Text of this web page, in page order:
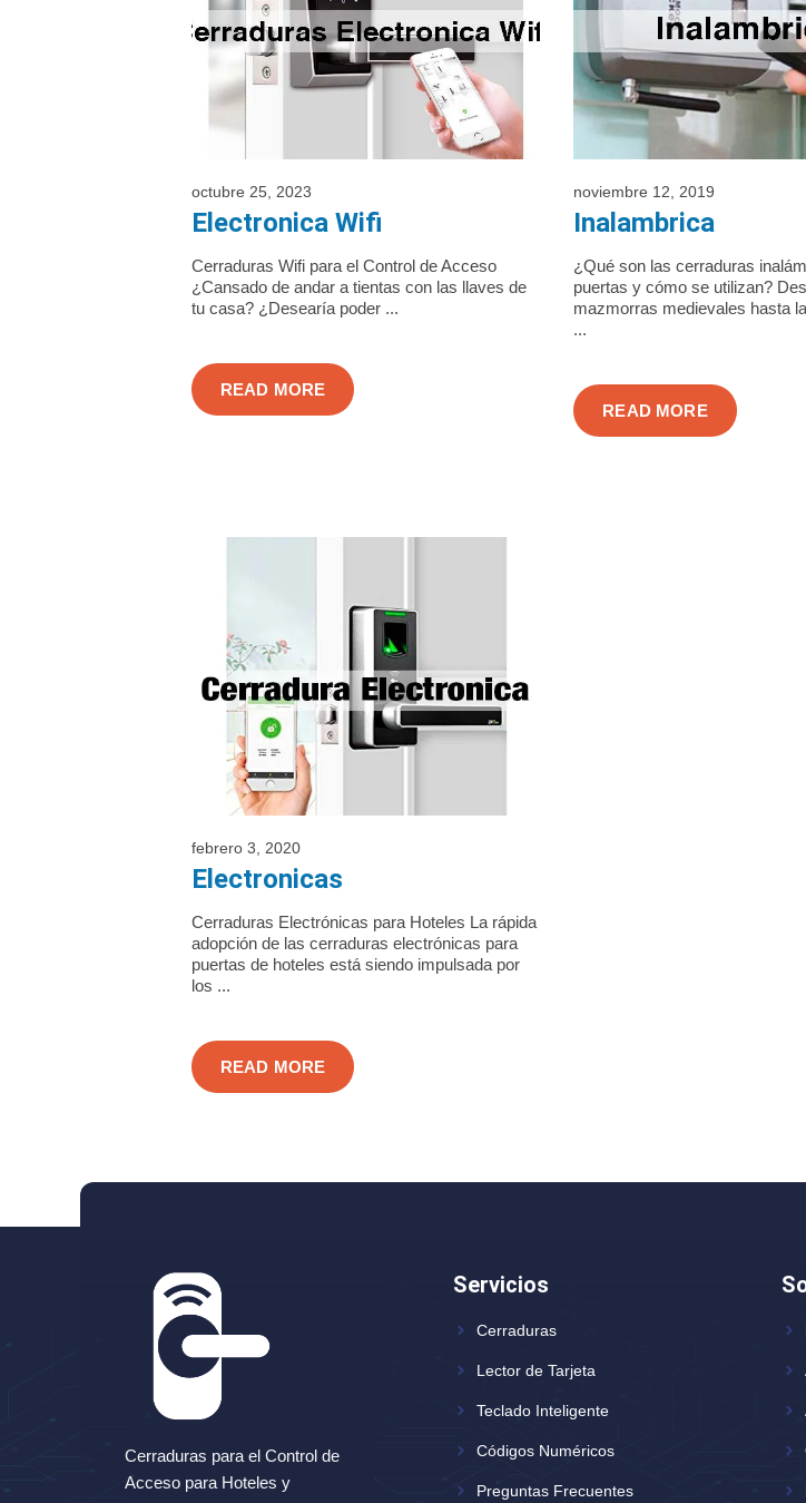
octubre 25, 2023
Electronica Wifi
Cerraduras Wifi para el Control de Acceso
¿Cansado de andar a tientas con las llaves de
tu casa? ¿Desearía poder ...
READ MORE
noviembre 12, 2019
Inalambrica
¿Qué son las cerraduras
puertas y cómo se utilizan?
mazmorras medievales hasta
...
READ MORE
febrero 3, 2020
Electronicas
Cerraduras Electrónicas para Hoteles La rápida
adopción de las cerraduras electrónicas para
puertas de hoteles está siendo impulsada por
los ...
READ MORE
Cerraduras para el Control de
Acceso para Hoteles y
Servicios
Cerraduras
Lector de Tarjeta
Teclado Inteligente
Códigos Numéricos
Preguntas Frecuentes